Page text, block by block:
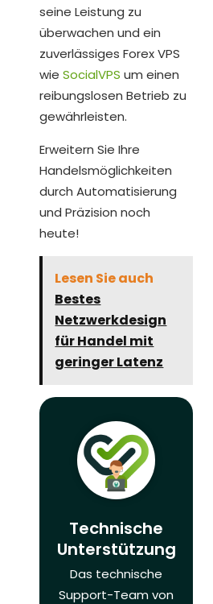
seine Leistung zu
überwachen und ein
zuverlässiges Forex VPS
wieSocialVPS um einen
reibungslosen Betrieb zu
gewährleisten.
Erweitern Sie Ihre
Handelsmöglichkeiten
durch Automatisierung
und Präzision noch
heute!
Lesen Sie auch
Bestes
Netzwerkdesign
für Handel mit
geringer Latenz
Technische
Unterstützung
Das technische
Support-Team von